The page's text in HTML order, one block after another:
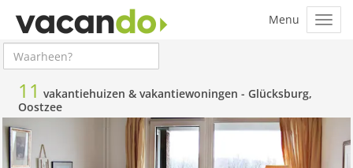
11 vakantiehuizen & vakantiewoningen - Glücksburg,
Oostzee